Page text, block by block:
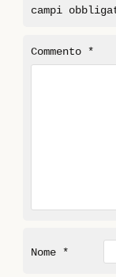
campi
Commento *
Nome *